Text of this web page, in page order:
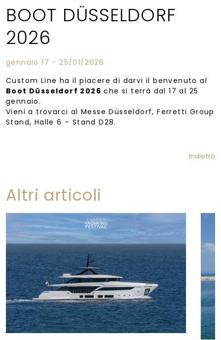
BOOT DÜSSELDORF
2026
gennaio 17 - 25/01/2026
Custom Line ha il piacere di darvi il benvenuto al
Boot Düsseldorf 2026 che si terrà dal 17 al 25
gennaio.
Vieni a trovarci al Messe Düsseldorf, Ferretti Group
Stand, Halle 6 – Stand D28.
Indietro
Altri articoli